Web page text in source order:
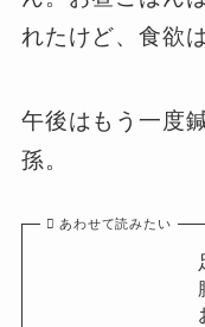
れたけど、食欲
午後はもう一度
孫。
あわせて読みたい